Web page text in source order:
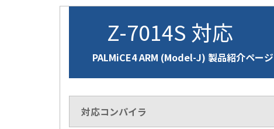
Z-7014S 対応
PALMiCE4 ARM (Model-J) 製品紹介ページ
対応コンパイラ